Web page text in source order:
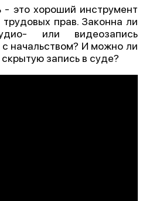
Карта событий
конфликты
Отчеты
публикацию
- это хороший инструмент
прав. Законна ли
или видеозапись
с начальством? И можно ли
запись в суде?